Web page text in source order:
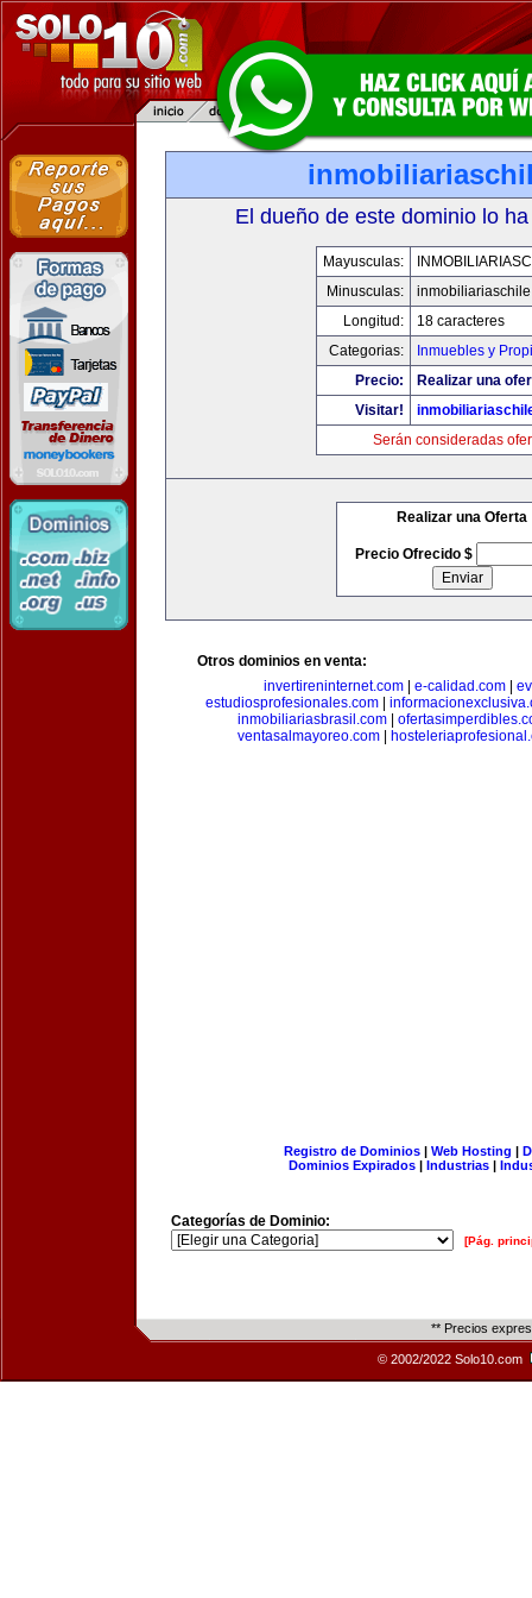
El dueño de este dominio lo
Mayusculas:
Minusculas:
Longitud:
18 caracteres
Categorias:
Inmuebles y
Precio:
Realizar una
Visitar!
Serán consideradas
Realizar una Oferta
Precio Ofrecido $
Otros dominios en venta:
invertireninternet.com| e-calidad.com|
estudiosprofesionales.com|
inmobiliariasbrasil.com
ventasalmayoreo.com
Registro de Dominios| Web Hosting |
Dominios Expirados | Industrias |
Categorías de Dominio:
[Pág.
** Precios
© 2002/2022 Solo10.com